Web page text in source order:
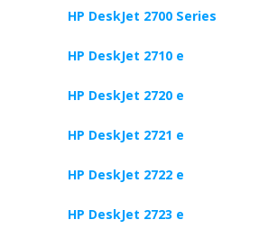
HP DeskJet 2700 Series
HP DeskJet 2710 e
HP DeskJet 2720 e
HP DeskJet 2721 e
HP DeskJet 2722 e
HP DeskJet 2723 e